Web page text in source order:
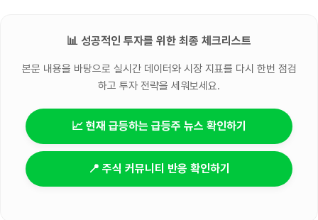
📊 성공적인 투자를 위한 최종 체크리스트
본문 내용을 바탕으로 실시간 데이터와 시장 지표를 다시 한번 점검
하고 투자 전략을 세워보세요.
📈 현재 급등하는 급등주 뉴스 확인하기
📍 주식 커뮤니티 반응 확인하기